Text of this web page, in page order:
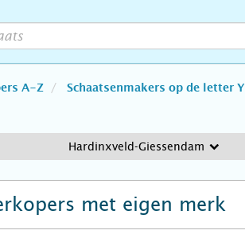
A-Z Schaatsenmakers op de letter Y
Hardinxveld-Giessendam
met eigen merk